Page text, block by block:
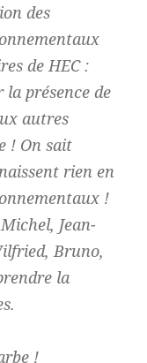
des
de HEC :
présence de
autres
! On sait
rien en
!
Jean-
Bruno,
la
!